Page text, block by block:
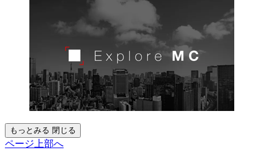
もっとみる 閉じる
ページ上部へ